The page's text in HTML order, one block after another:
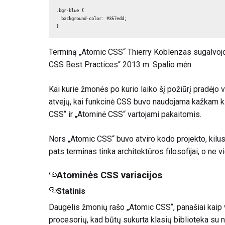
.bgr-blue {
  background-color: #357edd;
}
Terminą „Atomic CSS“ Thierry Koblenzas
CSS Best Practices“ 2013 m. Spalio mėn.
Kai kurie žmonės po kurio laiko šį požiūrį pradėjo
atvejų, kai funkcinė CSS buvo naudojama kažkam
CSS“ ir „Atominė CSS“ vartojami pakaitomis.
Nors „Atomic CSS“ buvo atviro kodo projekto,
pats terminas tinka architektūros filosofijai, o ne
Atominės CSS variacijos
Statinis
Daugelis žmonių rašo „Atomic CSS“, panašiai
procesorių, kad būtų sukurta klasių biblioteka su